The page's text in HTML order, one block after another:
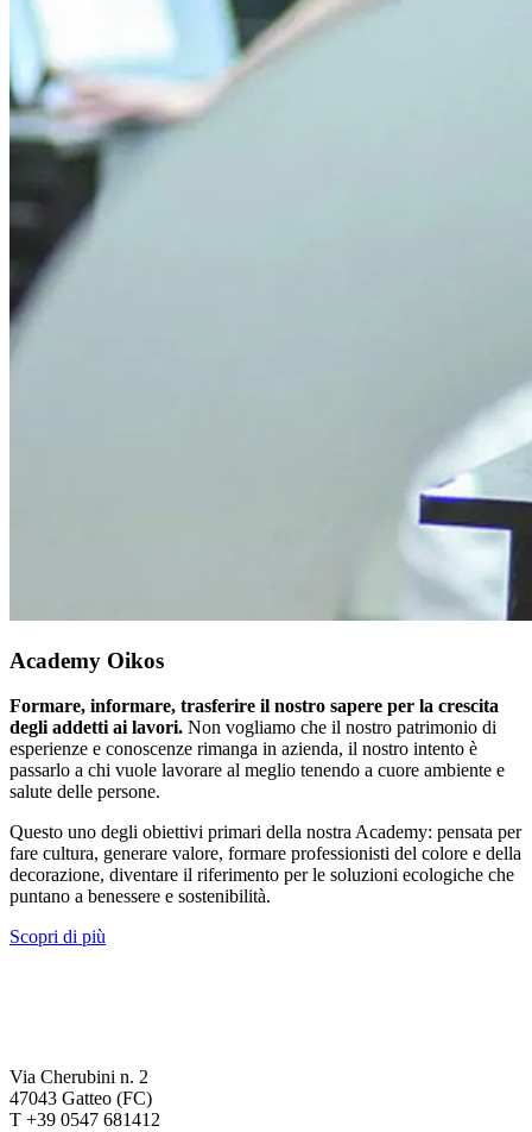
Academy Oikos
Formare, informare, trasferire il nostro sapere per la crescita
degli addetti ai lavori. Non vogliamo che il nostro patrimonio di
esperienze e conoscenze rimanga in azienda, il nostro intento è
passarlo a chi vuole lavorare al meglio tenendo a cuore ambiente e
salute delle persone.
Questo uno degli obiettivi primari della nostra Academy: pensata per
fare cultura, generare valore, formare professionisti del colore e della
decorazione, diventare il riferimento per le soluzioni ecologiche che
puntano a benessere e sostenibilità.
Scopri di più
Via Cherubini n. 2
47043 Gatteo (FC)
T +39 0547 681412